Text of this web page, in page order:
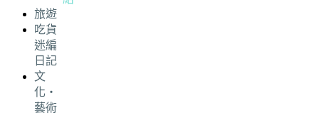
旅遊
吃貨
迷編
日記
文
化・
藝術